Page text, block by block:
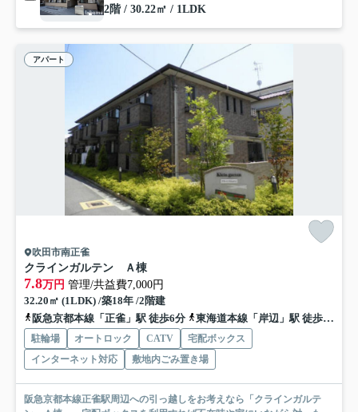
2階 / 30.22㎡ / 1LDK
アパート
吹田市南正雀
クラインガルテン Ａ棟
7.8万円 管理/共益費7,000円
32.20㎡ (1LDK) /築18年 /2階建
阪急京都本線「正雀」駅 徒歩6分
東海道本線「岸辺」駅 徒歩12分
駐輪場 オートロック CATV
宅配ボックス
インターネット対応
敷地内ごみ置き場
阪急京都本線正雀駅周辺への引っ越しをお考えなら「クラインガルテ